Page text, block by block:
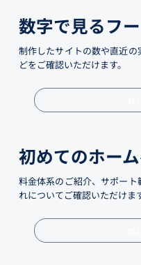
数字で見るフ
制作したサイトの数や直近
どをご確認いただけます。
初めてのホー
料金体系のご紹介、サポー
れについてご確認いただけま